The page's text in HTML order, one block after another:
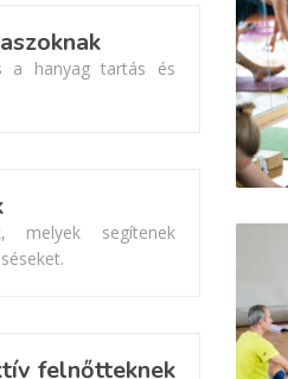
a hanyag tartás és
melyek segítenek
felnőtteknek